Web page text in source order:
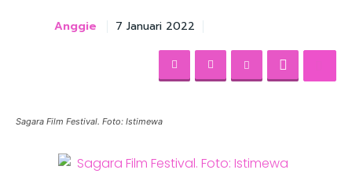
Anggie 7 Januari 2022
Sagara Film Festival. Foto: Istimewa